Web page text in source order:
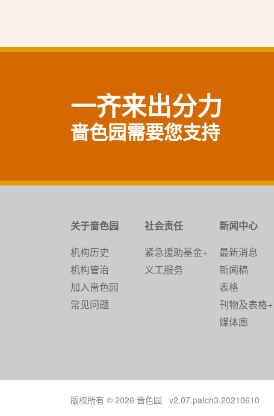
一齐来出分力
啬色园需要您支持
关于啬色园
机构历史
机构管治
加入啬色园
常见问题
社会责任
紧急援助基金+
义工服务
新闻中心
最新消息
新闻稿
表格
刊物及表格+
媒体廊
版权所有 © 2026 啬色园 v2.07.patch3.20210610